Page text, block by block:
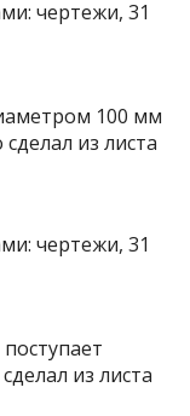
100 мм
из листа
из листа